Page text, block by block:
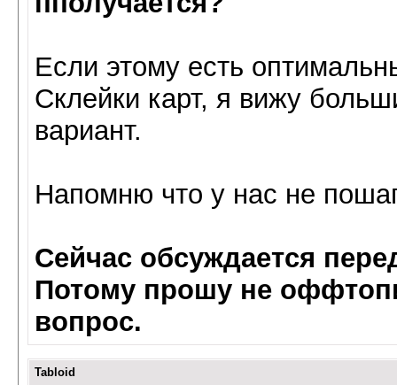
Если этому есть
Склейки карт, я вижу
вариант.
Напомню что у нас не
Сейчас обсуждается
Потому прошу не
вопрос.
Tabloid